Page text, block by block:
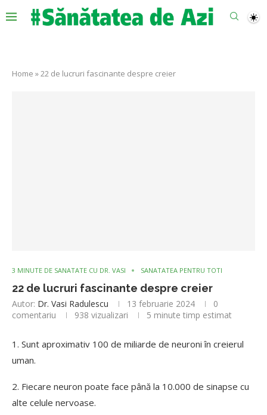
Home »22 de lucruri fascinante despre creier
3 MINUTE DE SANATATE CU DR. VASI SANATATEA PENTRU TOTI
22 de lucruri fascinante despre creier
Autor: Dr. Vasi Radulescu 13 februarie 2024
0
comentariu
938 vizualizari 5 minute timp estimat
1. Sunt aproximativ 100 de miliarde de neuroni în creierul
uman.
2. Fiecare neuron poate face până la 10.000 de sinapse cu
alte celule nervoase.